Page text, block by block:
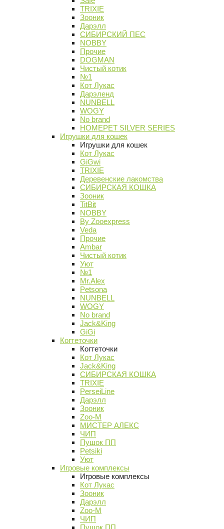
TRIXIE
Зооник
Дарэлл
СИБИРСКИЙ ПЕС
NOBBY
Прочие
DOGMAN
Чистый котик
№1
Кот Лукас
Дарэленд
NUNBELL
WOGY
No brand
HOMEPET SILVER SERIES
Игрушки для кошек
Игрушки для кошек
Кот Лукас
GiGwi
TRIXIE
Деревенские лакомства
СИБИРСКАЯ КОШКА
Зооник
TitBit
NOBBY
By Zooexpress
Veda
Прочие
Ambar
Чистый котик
Уют
№1
Mr.Alex
Petsona
NUNBELL
WOGY
No brand
Jack&King
GiGi
Когтеточки
Когтеточки
Кот Лукас
Jack&King
СИБИРСКАЯ КОШКА
TRIXIE
PerseiLine
Дарэлл
Зооник
Zoo-M
МИСТЕР АЛЕКС
ЧИП
Пушок ПП
Petsiki
Уют
Игровые комплексы
Игровые комплексы
Кот Лукас
Зооник
Дарэлл
Zoo-M
ЧИП
Пушок ПП